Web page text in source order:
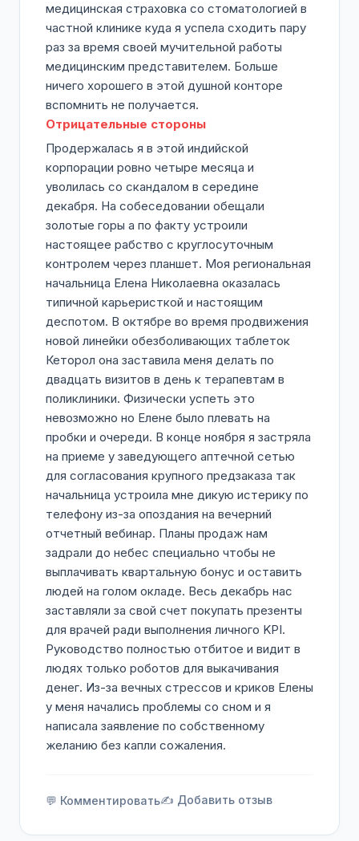
медицинская страховка со стоматологией в
частной клинике куда я успела сходить пару
раз за время своей мучительной работы
медицинским представителем. Больше
ничего хорошего в этой душной конторе
вспомнить не получается.
Отрицательные стороны
Продержалась я в этой индийской
корпорации ровно четыре месяца и
уволилась со скандалом в середине
декабря. На собеседовании обещали
золотые горы а по факту устроили
настоящее рабство с круглосуточным
контролем через планшет. Моя региональная
начальница Елена Николаевна оказалась
типичной карьеристкой и настоящим
деспотом. В октябре во время продвижения
новой линейки обезболивающих таблеток
Кеторол она заставила меня делать по
двадцать визитов в день к терапевтам в
поликлиники. Физически успеть это
невозможно но Елене было плевать на
пробки и очереди. В конце ноября я застряла
на приеме у заведующего аптечной сетью
для согласования крупного предзаказа так
начальница устроила мне дикую истерику по
телефону из-за опоздания на вечерний
отчетный вебинар. Планы продаж нам
задрали до небес специально чтобы не
выплачивать квартальную бонус и оставить
людей на голом окладе. Весь декабрь нас
заставляли за свой счет покупать презенты
для врачей ради выполнения личного KPI.
Руководство полностью отбитое и видит в
людях только роботов для выкачивания
денег. Из-за вечных стрессов и криков Елены
у меня начались проблемы со сном и я
написала заявление по собственному
желанию без капли сожаления.
💬 Комментировать✍️ Добавить отзыв